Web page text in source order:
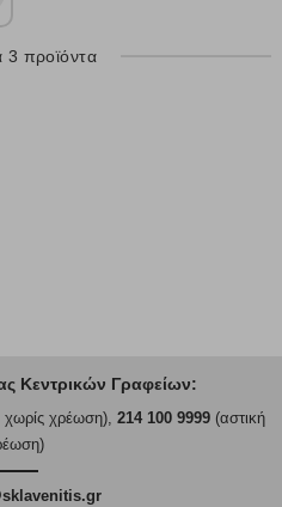
3 προϊόντα
Κεντρικών Γραφείων:
χρέωση), 214 100 9999(αστική
όλων